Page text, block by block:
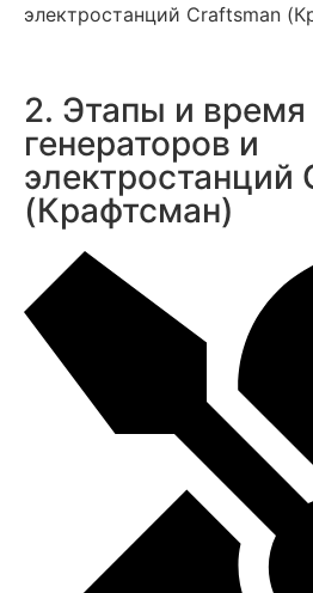
электростанций Craftsman
2. Этапы и
генераторов и
электростанций
(Крафтсман)